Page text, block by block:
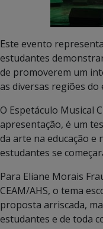
Este evento
estudantes
de promoverem um
as diversas regiões do
O Espetáculo Musical
apresentação, é um
da arte na educação e
estudantes se
Para Eliane Morais
CEAM/AHS, o tema
proposta arriscada,
estudantes e de toda